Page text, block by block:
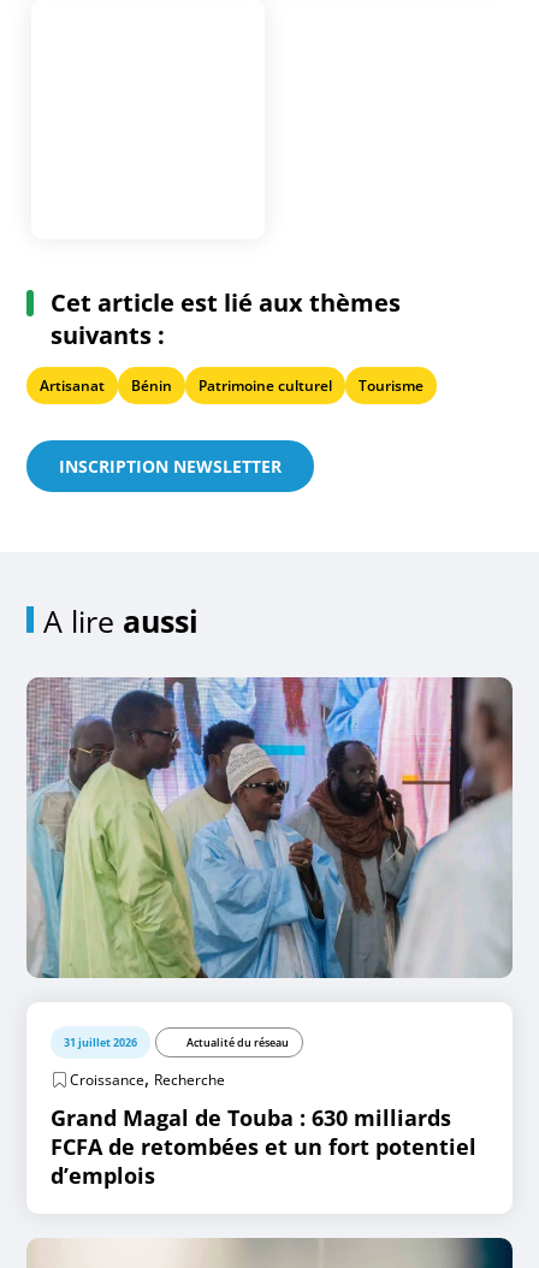
Cet article est lié aux thèmes
suivants :
Artisanat Bénin Patrimoine culturel Tourisme
INSCRIPTION NEWSLETTER
A lire aussi
31 juillet 2026 Actualité du réseau
Croissance, Recherche
Grand Magal de Touba : 630 milliards
FCFA de retombées et un fort potentiel
d’emplois